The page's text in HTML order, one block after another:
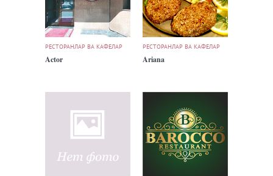
РЕСТОРАНЛАР ВА КАФЕЛАР
Actor
РЕСТОРАНЛАР ВА КАФЕЛАР
Ariana